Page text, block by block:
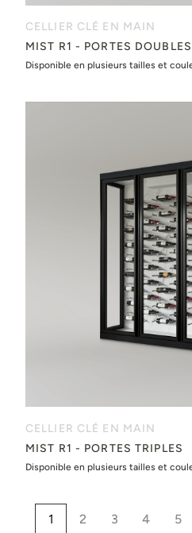
CELLIER CLÉ EN MAIN
MIST R1 - PORTES DOUBLES
Disponible en plusieurs tailles et
CELLIER CLÉ EN MAIN
MIST R1 - PORTES TRIPLES
Disponible en plusieurs tailles et
1 2 3 4 5